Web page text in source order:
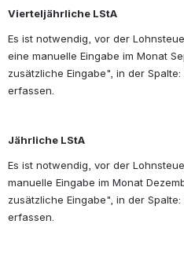
Vierteljährliche LStA
Es ist notwendig, vor der
eine manuelle Eingabe im Monat
zusätzliche Eingabe", in der
erfassen.
Jährliche LStA
Es ist notwendig, vor der
manuelle Eingabe im Monat
zusätzliche Eingabe", in der
erfassen.